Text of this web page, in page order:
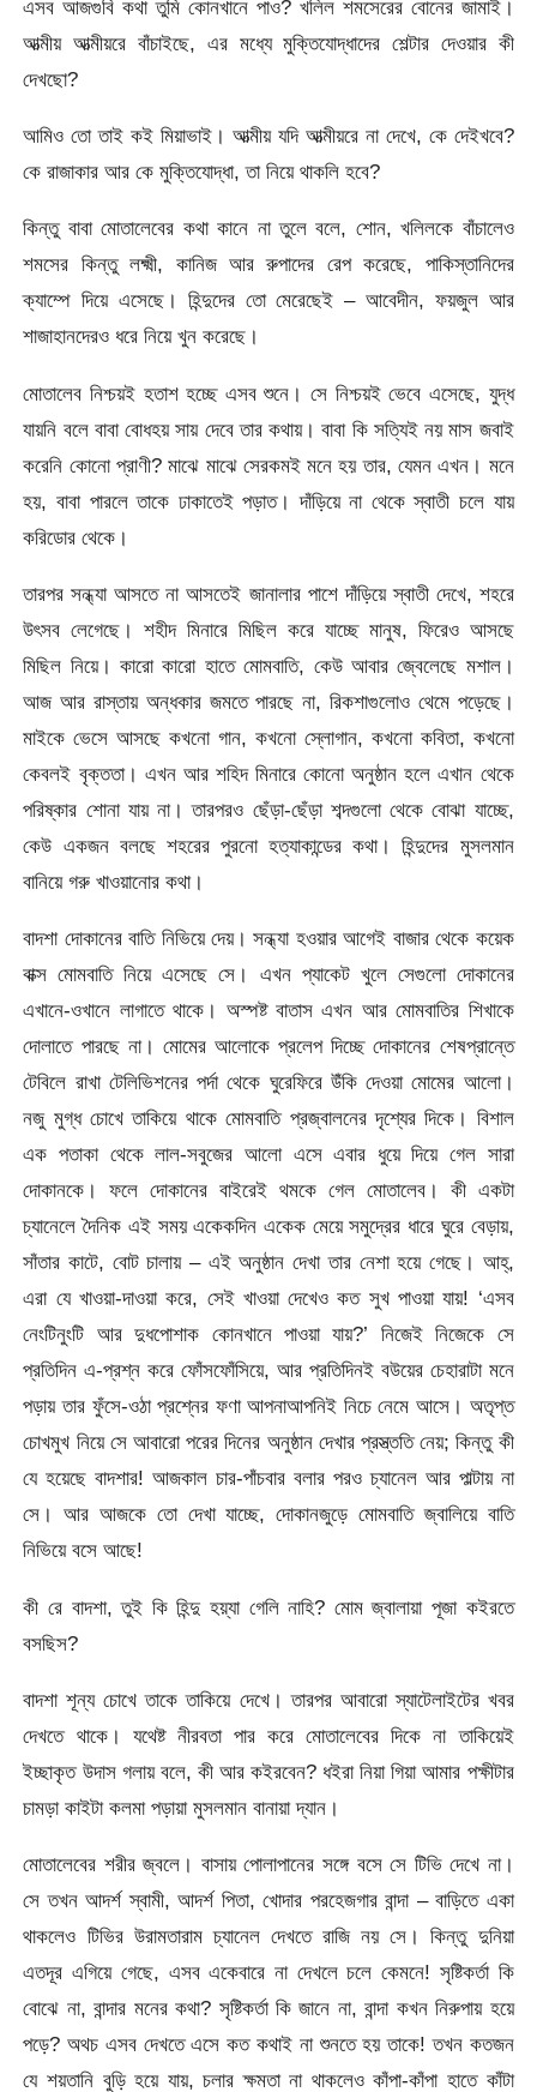
এসব আজগুবি কথা তুমি কোনখানে পাও? খলিল শমসেরের বোনের জামাই।
আত্মীয় আত্মীয়রে বাঁচাইছে, এর মধ্যে মুক্তিযোদ্ধাদের শেল্টার দেওয়ার কী
দেখছো?
আমিও তো তাই কই মিয়াভাই। আত্মীয় যদি আত্মীয়রে না দেখে, কে দেইখবে?
কে রাজাকার আর কে মুক্তিযোদ্ধা, তা নিয়ে থাকলি হবে?
কিন্তু বাবা মোতালেবের কথা কানে না তুলে বলে, শোন, খলিলকে বাঁচালেও
শমসের কিন্তু লক্ষ্মী, কানিজ আর রুপাদের রেপ করেছে, পাকিস্তানিদের
ক্যাম্পে দিয়ে এসেছে। হিন্দুদের তো মেরেছেই – আবেদীন, ফয়জুল আর
শাজাহানদেরও ধরে নিয়ে খুন করেছে।
মোতালেব নিশ্চয়ই হতাশ হচ্ছে এসব শুনে। সে নিশ্চয়ই ভেবে এসেছে, যুদ্ধ
যায়নি বলে বাবা বোধহয় সায় দেবে তার কথায়। বাবা কি সত্যিই নয় মাস জবাই
করেনি কোনো প্রাণী? মাঝে মাঝে সেরকমই মনে হয় তার, যেমন এখন। মনে
হয়, বাবা পারলে তাকে ঢাকাতেই পড়াত। দাঁড়িয়ে না থেকে স্বাতী চলে যায়
করিডোর থেকে।
তারপর সন্ধ্যা আসতে না আসতেই জানালার পাশে দাঁড়িয়ে স্বাতী দেখে, শহরে
উৎসব লেগেছে। শহীদ মিনারে মিছিল করে যাচ্ছে মানুষ, ফিরেও আসছে
মিছিল নিয়ে। কারো কারো হাতে মোমবাতি, কেউ আবার জ্বেলেছে মশাল।
আজ আর রাস্তায় অন্ধকার জমতে পারছে না, রিকশাগুলোও থেমে পড়েছে।
মাইকে ভেসে আসছে কখনো গান, কখনো স্লোগান, কখনো কবিতা, কখনো
কেবলই বৃক্ততা। এখন আর শহিদ মিনারে কোনো অনুষ্ঠান হলে এখান থেকে
পরিষ্কার শোনা যায় না। তারপরও ছেঁড়া-ছেঁড়া শব্দগুলো থেকে বোঝা যাচ্ছে,
কেউ একজন বলছে শহরের পুরনো হত্যাকান্ডের কথা। হিন্দুদের মুসলমান
বানিয়ে গরু খাওয়ানোর কথা।
বাদশা দোকানের বাতি নিভিয়ে দেয়। সন্ধ্যা হওয়ার আগেই বাজার থেকে কয়েক
বাক্স মোমবাতি নিয়ে এসেছে সে। এখন প্যাকেট খুলে সেগুলো দোকানের
এখানে-ওখানে লাগাতে থাকে। অস্পষ্ট বাতাস এখন আর মোমবাতির শিখাকে
দোলাতে পারছে না। মোমের আলোকে প্রলেপ দিচ্ছে দোকানের শেষপ্রান্তে
টেবিলে রাখা টেলিভিশনের পর্দা থেকে ঘুরেফিরে উঁকি দেওয়া মোমের আলো।
নজু মুগ্ধ চোখে তাকিয়ে থাকে মোমবাতি প্রজ্বালনের দৃশ্যের দিকে। বিশাল
এক পতাকা থেকে লাল-সবুজের আলো এসে এবার ধুয়ে দিয়ে গেল সারা
দোকানকে। ফলে দোকানের বাইরেই থমকে গেল মোতালেব। কী একটা
চ্যানেলে দৈনিক এই সময় একেকদিন একেক মেয়ে সমুদ্রের ধারে ঘুরে বেড়ায়,
সাঁতার কাটে, বোট চালায় – এই অনুষ্ঠান দেখা তার নেশা হয়ে গেছে। আহ্,
এরা যে খাওয়া-দাওয়া করে, সেই খাওয়া দেখেও কত সুখ পাওয়া যায়! ‘এসব
নেংটিনুংটি আর দুধপোশাক কোনখানে পাওয়া যায়?’ নিজেই নিজেকে সে
প্রতিদিন এ-প্রশ্ন করে ফোঁসফোঁসিয়ে, আর প্রতিদিনই বউয়ের চেহারাটা মনে
পড়ায় তার ফুঁসে-ওঠা প্রশ্নের ফণা আপনাআপনিই নিচে নেমে আসে। অতৃপ্ত
চোখমুখ নিয়ে সে আবারো পরের দিনের অনুষ্ঠান দেখার প্রস্ত্ততি নেয়; কিন্তু কী
যে হয়েছে বাদশার! আজকাল চার-পাঁচবার বলার পরও চ্যানেল আর পাল্টায় না
সে। আর আজকে তো দেখা যাচ্ছে, দোকানজুড়ে মোমবাতি জ্বালিয়ে বাতি
নিভিয়ে বসে আছে!
কী রে বাদশা, তুই কি হিন্দু হয়্যা গেলি নাহি? মোম জ্বালায়া পূজা কইরতে
বসছিস?
বাদশা শূন্য চোখে তাকে তাকিয়ে দেখে। তারপর আবারো স্যাটেলাইটের খবর
দেখতে থাকে। যথেষ্ট নীরবতা পার করে মোতালেবের দিকে না তাকিয়েই
ইচ্ছাকৃত উদাস গলায় বলে, কী আর কইরবেন? ধইরা নিয়া গিয়া আমার পক্ষীটার
চামড়া কাইটা কলমা পড়ায়া মুসলমান বানায়া দ্যান।
মোতালেবের শরীর জ্বলে। বাসায় পোলাপানের সঙ্গে বসে সে টিভি দেখে না।
সে তখন আদর্শ স্বামী, আদর্শ পিতা, খোদার পরহেজগার বান্দা – বাড়িতে একা
থাকলেও টিভির উরামতারাম চ্যানেল দেখতে রাজি নয় সে। কিন্তু দুনিয়া
এতদূর এগিয়ে গেছে, এসব একেবারে না দেখলে চলে কেমনে! সৃষ্টিকর্তা কি
বোঝে না, বান্দার মনের কথা? সৃষ্টিকর্তা কি জানে না, বান্দা কখন নিরুপায় হয়ে
পড়ে? অথচ এসব দেখতে এসে কত কথাই না শুনতে হয় তাকে! তখন কতজন
যে শয়তানি বুড়ি হয়ে যায়, চলার ক্ষমতা না থাকলেও কাঁপা-কাঁপা হাতে কাঁটা